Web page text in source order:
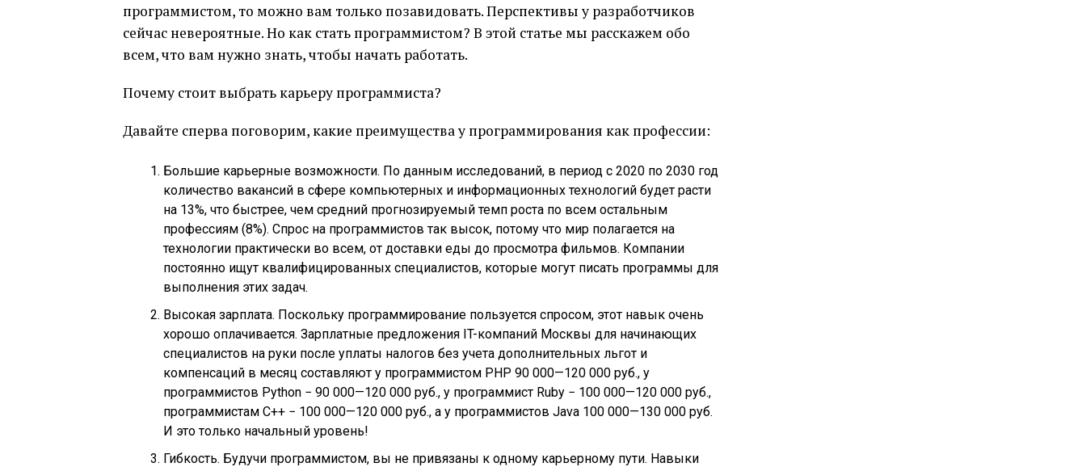
программистом, то можно вам только позавидовать. Перспективы у разработчиков
сейчас невероятные. Но как стать программистом? В этой статье мы расскажем обо
всем, что вам нужно знать, чтобы начать работать.
Почему стоит выбрать карьеру программиста?
Давайте сперва поговорим, какие преимущества у программирования как профессии:
Большие карьерные возможности. По данным исследований, в период с 2020 по 2030 год
количество вакансий в сфере компьютерных и информационных технологий будет расти
на 13%, что быстрее, чем средний прогнозируемый темп роста по всем остальным
профессиям (8%). Спрос на программистов так высок, потому что мир полагается на
технологии практически во всем, от доставки еды до просмотра фильмов. Компании
постоянно ищут квалифицированных специалистов, которые могут писать программы для
выполнения этих задач.
Высокая зарплата. Поскольку программирование пользуется спросом, этот навык очень
хорошо оплачивается. Зарплатные предложения IT-компаний Москвы для начинающих
специалистов на руки после уплаты налогов без учета дополнительных льгот и
компенсаций в месяц составляют у программистом PHP 90 000—120 000 руб., у
программистов Python − 90 000—120 000 руб., у программист Ruby − 100 000—120 000 руб.,
программистам C++ − 100 000—120 000 руб., а у программистов Java 100 000—130 000 руб.
И это только начальный уровень!
Гибкость. Будучи программистом, вы не привязаны к одному карьерному пути. Навыки